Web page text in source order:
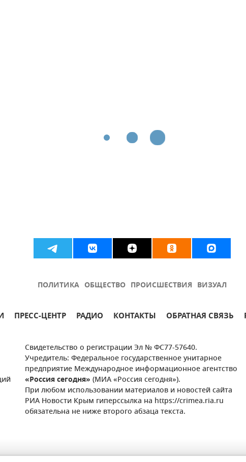
ПОЛИТИКА ОБЩЕСТВО ПРОИСШЕСТВИЯ ВИЗУАЛ
ПРЕСС-ЦЕНТР РАДИО КОНТАКТЫ ОБРАТНАЯ СВЯЗЬ
Свидетельство о регистрации Эл № ФС77-57640.
Учредитель: Федеральное государственное унитарное
предприятие Международное информационное агентство
«Россия сегодня» (МИА «Россия сегодня»).
При любом использовании материалов и новостей сайта
РИА Новости Крым гиперссылка на https://crimea.ria.ru
обязательна не ниже второго абзаца текста.